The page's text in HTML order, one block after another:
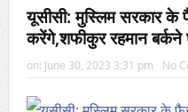
यूसीसी: मुस्लिम सरकार के
करेंगे,शफीकुर रहमान बर्कने
on: June 30, 2023 3:31 pm No